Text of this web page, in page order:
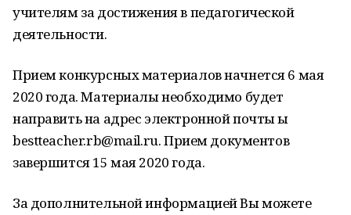
учителям за достижения в педагогической
деятельности.
Прием конкурсных материалов начнется 6 мая
2020 года. Материалы необходимо будет
направить на адрес электронной почты ы
bestteacher.rb@mail.ru. Прием документов
завершится 15 мая 2020 года.
За дополнительной информацией Вы можете